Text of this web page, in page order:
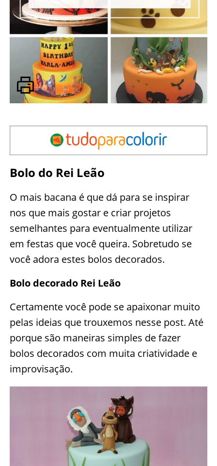
Bolo do Rei Leão
O mais bacana é que dá para se inspirar
nos que mais gostar e criar projetos
semelhantes para eventualmente utilizar
em festas que você queira. Sobretudo se
você adora estes bolos decorados.
Bolo decorado Rei Leão
Certamente você pode se apaixonar muito
pelas ideias que trouxemos nesse post. Até
porque são maneiras simples de fazer
bolos decorados com muita criatividade e
improvisação.